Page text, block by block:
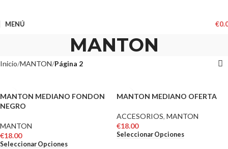
MENÚ €
MANTON
Inicio MANTON Página 2
MANTON MEDIANO FONDON
NEGRO
MANTON
€18.00
Seleccionar Opciones
MANTON MEDIANO OFERTA
ACCESORIOS, MANTON
€18.00
Seleccionar Opciones